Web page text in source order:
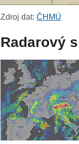
Zdroj dat:ČHMÚ
Radarový